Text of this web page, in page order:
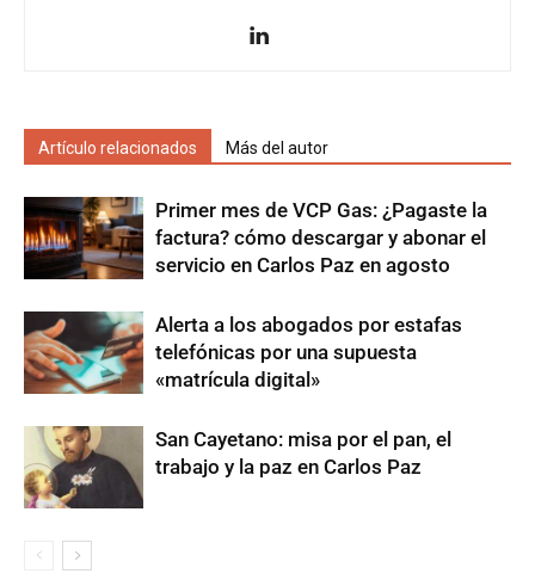
Artículo relacionados Más del autor
Primer mes de VCP Gas: ¿Pagaste la
factura? cómo descargar y abonar el
servicio en Carlos Paz en agosto
Alerta a los abogados por estafas
telefónicas por una supuesta
«matrícula digital»
San Cayetano: misa por el pan, el
trabajo y la paz en Carlos Paz